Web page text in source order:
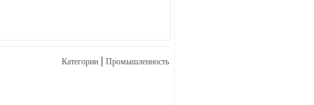
Категории | Промышленность